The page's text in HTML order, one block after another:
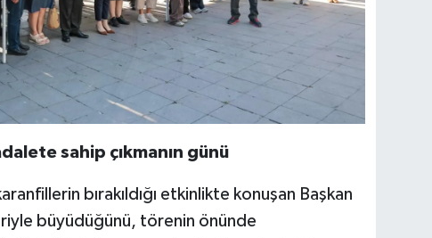
sahip çıkmanın günü
bırakıldığı etkinlikte konuşan Başkan
büyüdüğünü, törenin önünde